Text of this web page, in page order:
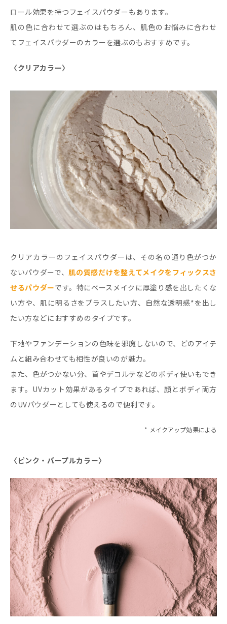
ロール効果を持つフェイスパウダーもあります。
肌の色に合わせて選ぶのはもちろん、肌色のお悩みに合わせ
てフェイスパウダーのカラーを選ぶのもおすすめです。
〈クリアカラー〉
クリアカラーのフェイスパウダーは、その名の通り色がつか
ないパウダーで、肌の質感だけを整えてメイクをフィックスさ
せるパウダーです。特にベースメイクに厚塗り感を出したくな
い方や、肌に明るさをプラスしたい方、自然な透明感*を出し
たい方などにおすすめのタイプです。
下地やファンデーションの色味を邪魔しないので、どのアイテ
ムと組み合わせても相性が良いのが魅力。
また、色がつかない分、首やデコルテなどのボディ使いもでき
ます。UVカット効果があるタイプであれば、顔とボディ両方
のUVパウダーとしても使えるので便利です。
* メイクアップ効果による
〈ピンク・パープルカラー〉